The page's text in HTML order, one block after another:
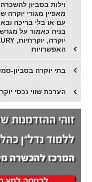
וילות בסביון
מאפיין מגורי
עם או בלי בריכה
בניה כאמור על
האפשרויות
בתי יוקרה בסביון-
הערכת שווי נכסי